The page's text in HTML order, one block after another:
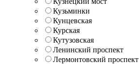
Кузьминки
Кунцевская
Курская
Кутузовская
Ленинский проспект
Лермонтовский проспект